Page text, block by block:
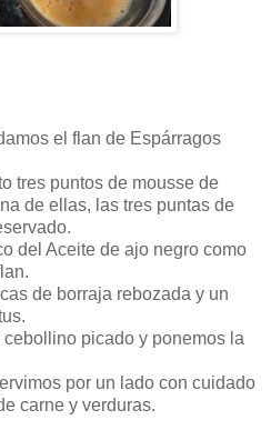
el flan de Espárragos
tres puntos de mousse de
de ellas, las tres puntas de
del Aceite de ajo negro como
de borraja rebozada y un
picado y ponemos la
por un lado con cuidado
carne y verduras.